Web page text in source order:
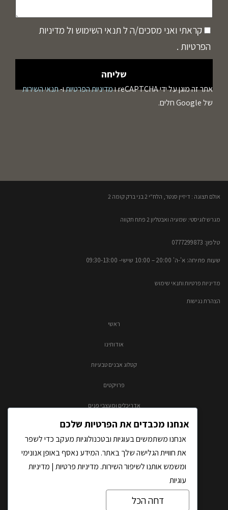
קראתי ואני מסכים/ה ל תנאי השימוש ול מדיניות
הפרטיות .
אתר זה מוגן על ידי reCAPTCHA ו מדיניות הפרטיותו-תנאי השירות
של Google חלים.
אולם תצוגה : דיזיין סנטר, הלח"י 2 בני ברק קומה 2​
מגרש לוגיסטי: שמעיה ואבטליון 2 פתח תקווה
טלפון: 0777299873​
שעות פתיחה: א'-ה' 20:00 – 10:00​​ שישי- 09:30-13:00
מדיניות פרטיות ותנאי שימוש
הצהרת נגישות
ראשי
אודותינו
קטלוג אבנים טבעיות
פרויקטים
אדריכלים ומעצבי פנים
ATO – פסיפס אבן טבעית
חנות
אנחנו מכבדים את הפרטיות שלכם
אנחנו משתמשים בעוגיות ובטכנולוגיות מעקב כדי לשפר
את חוויית הגלישה שלך באתר. המידע נאסף באופן אנונימי
ומשמש אותנו לשיפור השירות. מדיניות פרטיות | מדיניות
עוגיות
דחה הכל